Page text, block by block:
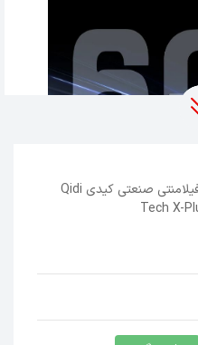
می باشد. دمای بالا و ثابت
موفقیت بالا در چاپ
پرینتر سه بعدی فیلامنتی صنعتی کیدی Qidi
Tech X-